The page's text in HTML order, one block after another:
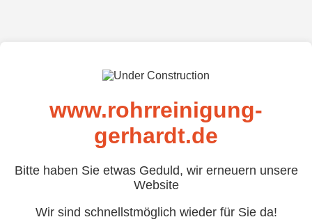
www.rohrreinigung-
gerhardt.de
Bitte haben Sie etwas Geduld, wir erneuern unsere
Website
Wir sind schnellstmöglich wieder für Sie da!